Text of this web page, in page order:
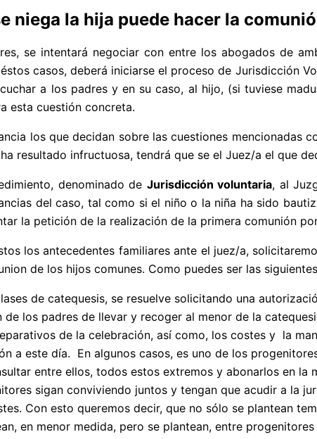
niega la hija puede hacer la
se intentará negociar con entre los abogados de
casos, deberá iniciarse el proceso de Jurisdicción
a los padres y en su caso, al hijo, (si tuviese
esta cuestión concreta.
los que decidan sobre las cuestiones
resultado infructuosa, tendrá que se el Juez/a el que
denominado de Jurisdicción voluntaria, al
del caso, tal como si el niño o la niña ha sido
la petición de la realización de la primera comunión
los antecedentes familiares ante el juez/a,
de los hijos comunes. Como puedes ser las
de catequesis, se resuelve solicitando una
los padres de llevar y recoger al menor de la
de la celebración, así como, los costes y la
a este día. En algunos casos, es uno de los
entre ellos, todos estos extremos y abonarlos en
sigan conviviendo juntos y tengan que acudir a la
Con esto queremos decir, que no sólo se plantean
en menor medida, pero se plantean, entre